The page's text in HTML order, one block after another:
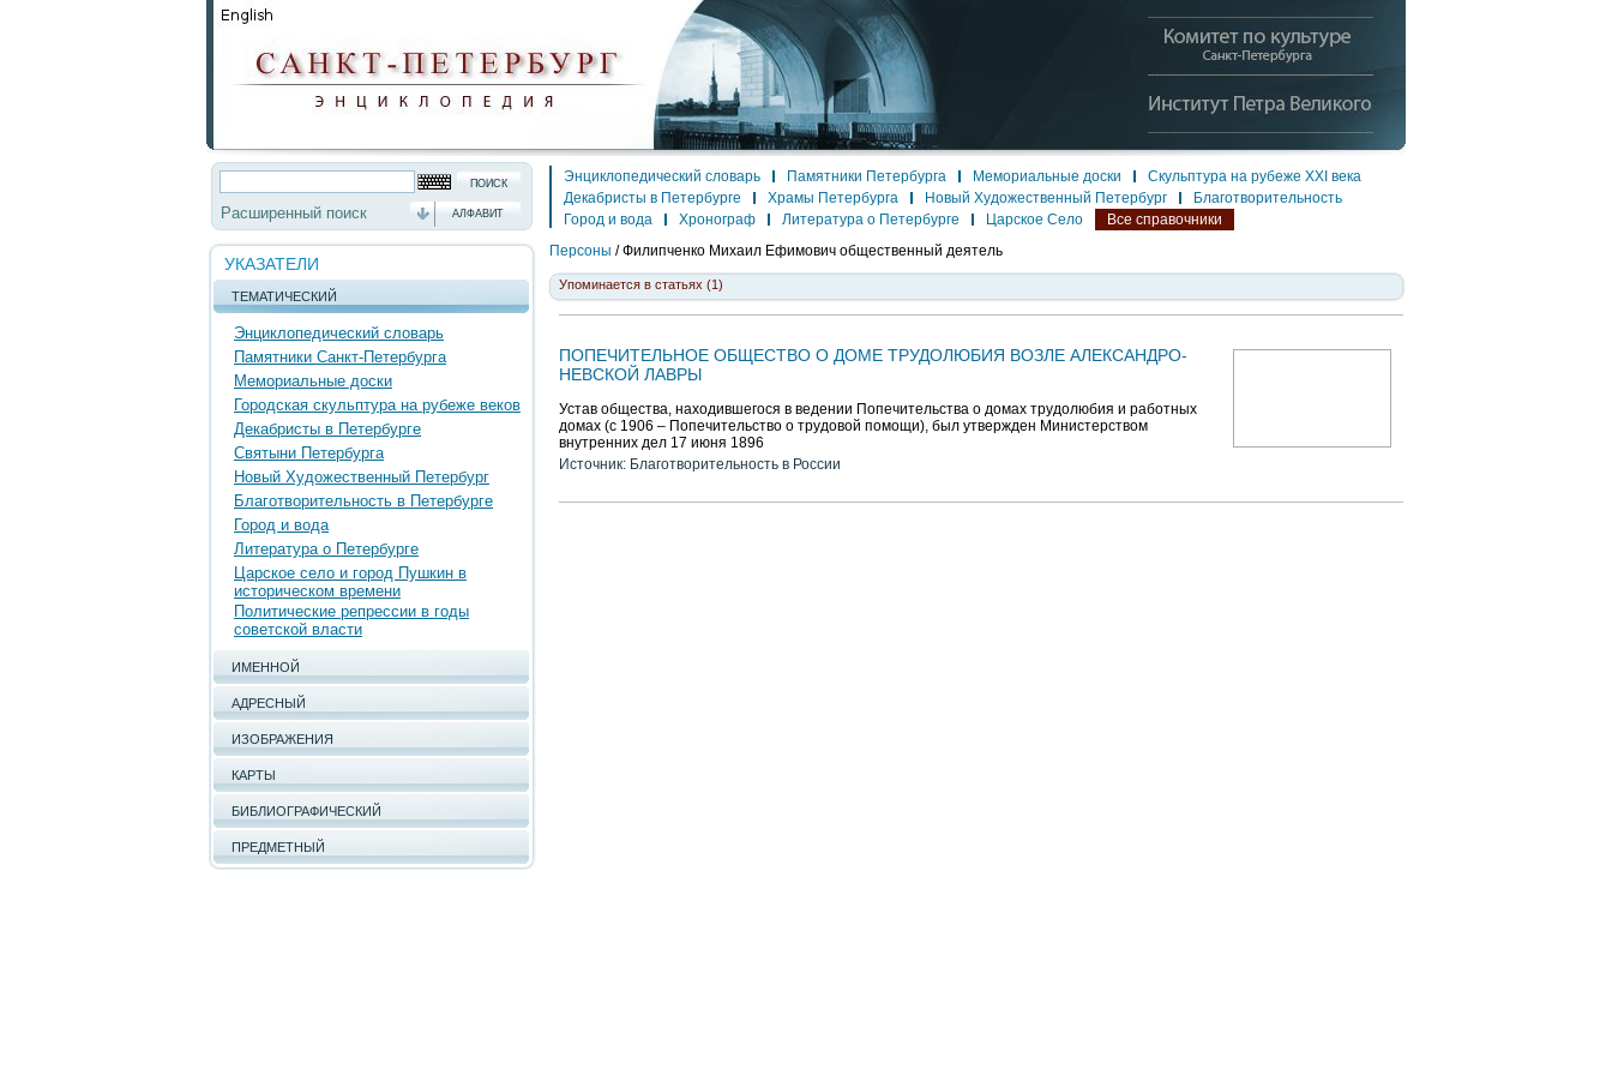
Расширенный поиск АЛФАВИТ
УКАЗАТЕЛИ
ТЕМАТИЧЕСКИЙ
Энциклопедический словарь
Памятники Санкт-Петербурга
Мемориальные доски
Городская скульптура на рубеже веков
Декабристы в Петербурге
Святыни Петербурга
Новый Художественный Петербург
Благотворительность в Петербурге
Город и вода
Литература о Петербурге
Царское село и город Пушкин в
историческом времени
Политические репрессии в годы
советской власти
ИМЕННОЙ
АДРЕСНЫЙ
ИЗОБРАЖЕНИЯ
КАРТЫ
БИБЛИОГРАФИЧЕСКИЙ
ПРЕДМЕТНЫЙ
Энциклопедический словарь Памятники Петербурга Мемориальные доски
Скульптура на рубеже XXI века
Декабристы в Петербурге
Храмы Петербурга Новый Художественный Петербург
Благотворительность
Город и вода
Хронограф Литература о Петербурге Царское Село
Все справочники
Персоны / Филипченко Михаил Ефимович общественный деятель
Упоминается в статьях (1)
ПОПЕЧИТЕЛЬНОЕ ОБЩЕСТВО О ДОМЕ ТРУДОЛЮБИЯ ВОЗЛЕ АЛЕКСАНДРО-
НЕВСКОЙ ЛАВРЫ
Устав общества, находившегося в ведении Попечительства о домах трудолюбия и работных
домах (с 1906 – Попечительство о трудовой помощи), был утвержден Министерством
внутренних дел 17 июня 1896
Источник: Благотворительность в России